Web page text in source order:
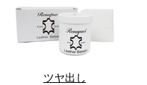
ツヤ出し